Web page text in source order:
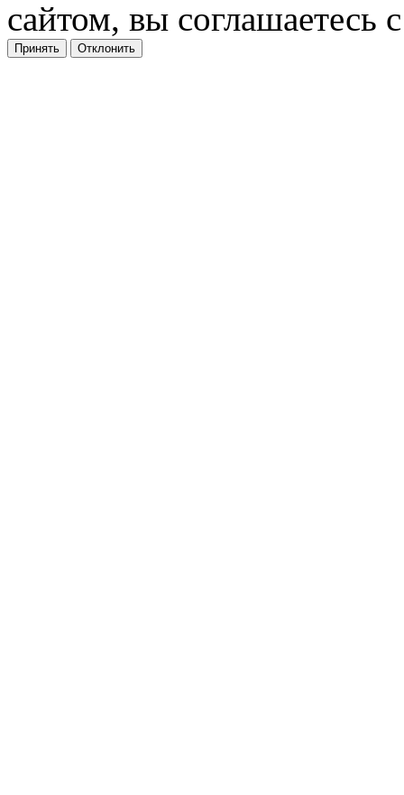
сайтом, вы соглашаетесь
Принять Отклонить